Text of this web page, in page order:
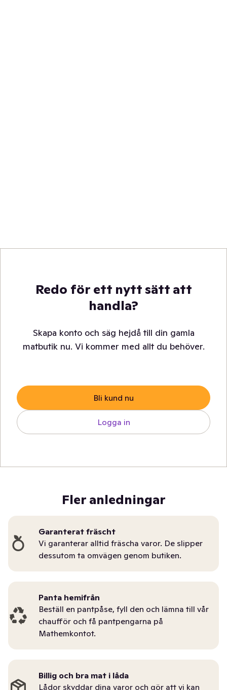
Redo för ett nytt sätt att
handla?
Skapa konto och säg hejdå till din gamla
matbutik nu. Vi kommer med allt du behöver.
Bli kund nu
Logga in
Fler anledningar
Garanterat fräscht
Vi garanterar alltid fräscha varor. De slipper
dessutom ta omvägen genom butiken.
Panta hemifrån
Beställ en pantpåse, fyll den och lämna till vår
chaufför och få pantpengarna på
Mathemkontot.
Billig och bra mat i låda
Lådor skyddar dina varor och gör att vi kan